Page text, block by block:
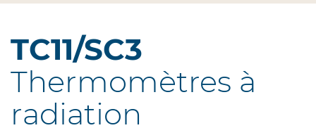
TC11/SC3
Thermomètres à
radiation